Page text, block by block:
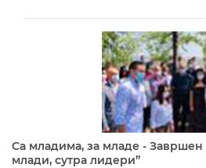
Са младима, за младе - Завршен
млади, сутра лидери”